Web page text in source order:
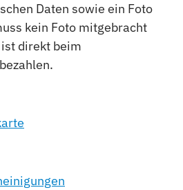
Daten sowie ein Foto
kein Foto mitgebracht
direkt beim